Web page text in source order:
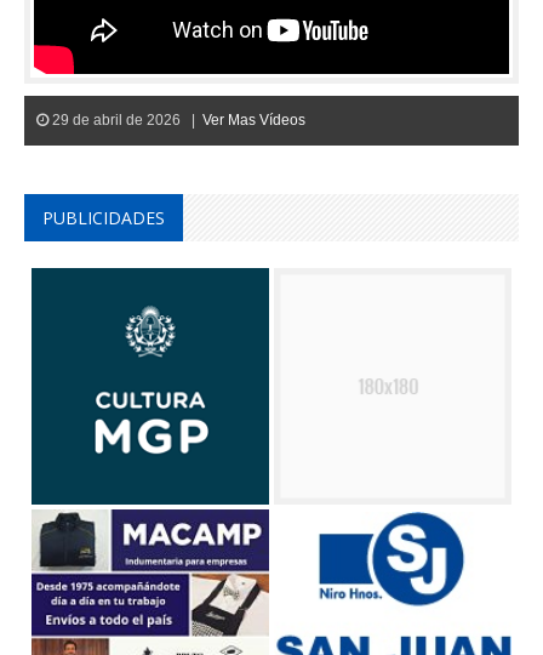
29 de abril de 2026 |Ver Mas Vídeos
PUBLICIDADES